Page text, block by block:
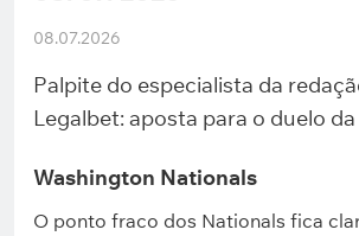
08.07.2026
Palpite do especialista da
Legalbet: aposta para o duelo da
Washington Nationals
O ponto fraco dos Nationals fica